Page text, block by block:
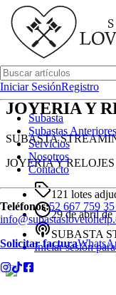
Iniciar SesiónRegistro
Subasta
Subastas Anteriores
Servicios
Nosotros
Contacto
Teléfonos:52 667 759
Solicitar factura
JOYERIA Y
SUBASTA
JOYERIA Y
121 lotes
29 de abril
SUBASTA
Iniciar sesión